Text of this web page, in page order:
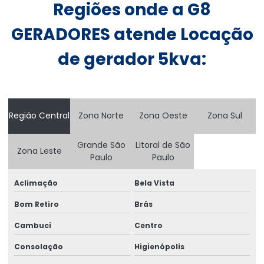
Aluguel gerador 300 kva em salvador
Aluguel de gerador 400 kva
Aluguel de gerador 500 kva
Aluguel de gerador diária
Aluguel de gerador a diesel
Aluguel de gerador de energia a diesel
Aluguel de gerador de energia para festas preço
Regiões onde a G8
GERADORES atende Locação
de gerador 5kva:
Região Central Zona Norte Zona Oeste Zona Sul
Zona Leste
Grande São
Paulo
Litoral de São
Paulo
Aclimação Bela Vista
Bom Retiro Brás
Cambuci Centro
Consolação Higienópolis